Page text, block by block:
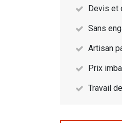
Devis et
Sans
Artisan
Prix
Travail